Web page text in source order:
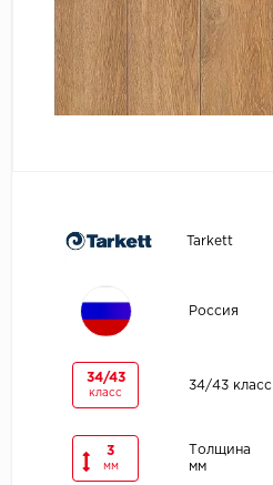
Tarkett
Россия
34/43
класс
34/43 класс
3
мм
Толщина
мм